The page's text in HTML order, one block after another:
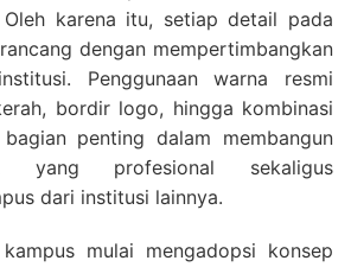
karena itu, setiap detail pada
dengan mempertimbangkan
Penggunaan warna resmi
bordir logo, hingga kombinasi
penting dalam membangun
yang profesional sekaligus
dari institusi lainnya.
mulai mengadopsi konsep